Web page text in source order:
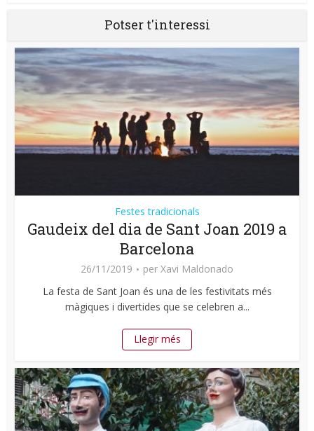
Potser t'interessi
Festes tradicionals
Gaudeix del dia de Sant Joan 2019 a
Barcelona
26/11/2019 per Xavi Maldonado
La festa de Sant Joan és una de les festivitats més
màgiques i divertides que se celebren a...
Llegir més